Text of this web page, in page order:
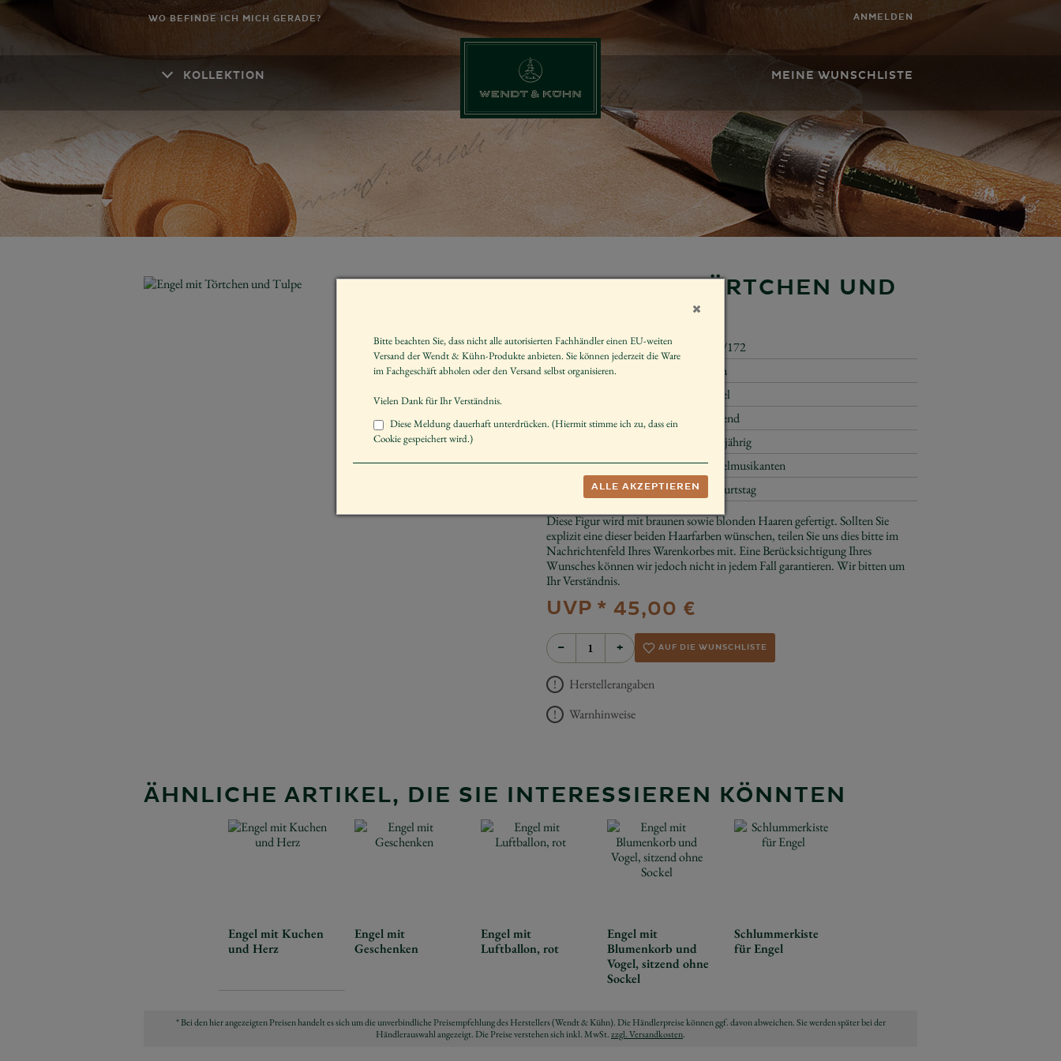
WO BEFINDE ICH MICH GERADE? ANMELDEN
KOLLEKTION MEINE WUNSCHLISTE
ENGEL MIT TÖRTCHEN UND
Artikelnummer
650/172
Größe der Figur / Spieldose
6 cm
Engel
Körperhaltung
stehend
ganzjährig
Sammeln
Engelmusikanten
Schenken
Geburtstag
Diese Figur wird mit braunen sowie blonden Haaren gefertigt. Sollten Sie
explizit eine dieser beiden Haarfarben wünschen, teilen Sie uns dies bitte im
Nachrichtenfeld Ihres Warenkorbes mit. Eine Berücksichtigung Ihres
Wunsches können wir jedoch nicht in jedem Fall garantieren. Wir bitten um
Ihr Verständnis.
UVP * 45,00 €
− + AUF DIE WUNSCHLISTE
Herstellerangaben
Warnhinweise
ÄHNLICHE ARTIKEL, DIE SIE INTERESSIEREN KÖNNTEN
Engel mit Kuchen
und Herz
Engel mit
Geschenken
Engel mit
Luftballon, rot
Engel mit
Blumenkorb und
Vogel, sitzend ohne
Sockel
Schlummerkiste
für Engel
* Bei den hier angezeigten Preisen handelt es sich um die unverbindliche Preisempfehlung des Herstellers (Wendt & Kühn). Die Händlerpreise können ggf. davon abweichen. Sie werden später bei der
Händlerauswahl angezeigt. Die Preise verstehen sich inkl. MwSt.zzgl. Versandkosten.
Bitte beachten Sie, dass nicht alle autorisierten Fachhändler einen EU-weiten
Versand der Wendt & Kühn-Produkte anbieten. Sie können jederzeit die Ware
im Fachgeschäft abholen oder den Versand selbst organisieren.
Vielen Dank für Ihr Verständnis.
Diese Meldung dauerhaft unterdrücken. (Hiermit stimme ich zu, dass ein
Cookie gespeichert wird.)
ALLE AKZEPTIEREN